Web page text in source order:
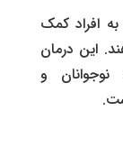
افراد کمک
این درمان
نوجوانان و